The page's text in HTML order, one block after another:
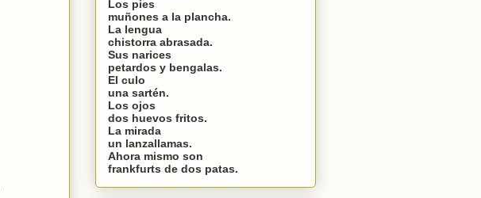
Los pies
muñones a la plancha.
La lengua
chistorra abrasada.
Sus narices
petardos y bengalas.
El culo
una sartén.
Los ojos
dos huevos fritos.
La mirada
un lanzallamas.
Ahora mismo son
frankfurts de dos patas.